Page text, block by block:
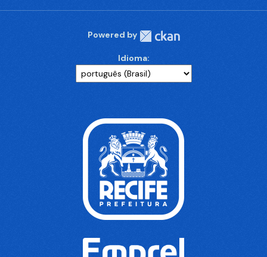
Powered by
Idioma